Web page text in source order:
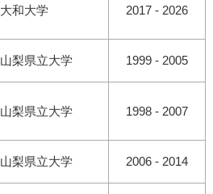
大和大学 2017 - 2026
山梨県立大学 1999 - 2005
山梨県立大学 1998 - 2007
山梨県立大学 2006 - 2014